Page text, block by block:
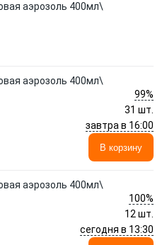
аэрозоль 400мл\
аэрозоль 400мл\
99%
31 шт.
завтра в 16:00
В корзину
аэрозоль 400мл\
100%
12 шт.
сегодня в 13:30